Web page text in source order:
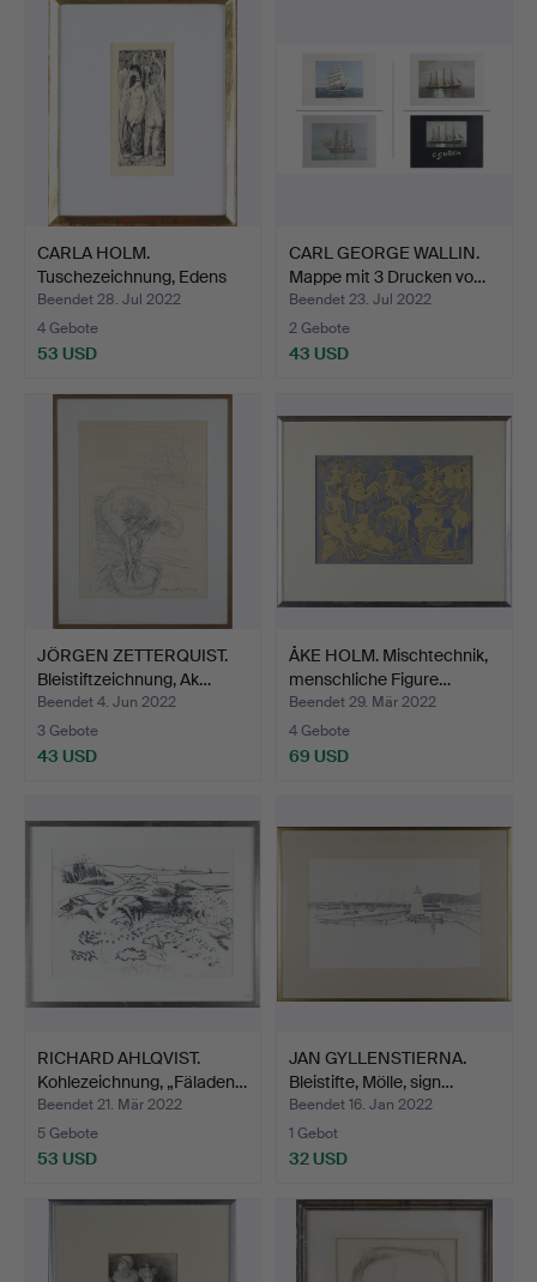
CARLA HOLM.
Tuschezeichnung, Edens
Garten,…
Beendet 28. Jul 2022
4 Gebote
53 USD
CARL GEORGE WALLIN.
Mappe mit 3 Drucken vo…
Beendet 23. Jul 2022
2 Gebote
43 USD
JÖRGEN ZETTERQUIST.
Bleistiftzeichnung, Ak…
Beendet 4. Jun 2022
3 Gebote
43 USD
ÅKE HOLM. Mischtechnik,
menschliche Figure…
Beendet 29. Mär 2022
4 Gebote
69 USD
RICHARD AHLQVIST.
Kohlezeichnung, „Fäladen…
Beendet 21. Mär 2022
5 Gebote
53 USD
JAN GYLLENSTIERNA.
Bleistifte, Mölle, sign…
Beendet 16. Jan 2022
1 Gebot
32 USD